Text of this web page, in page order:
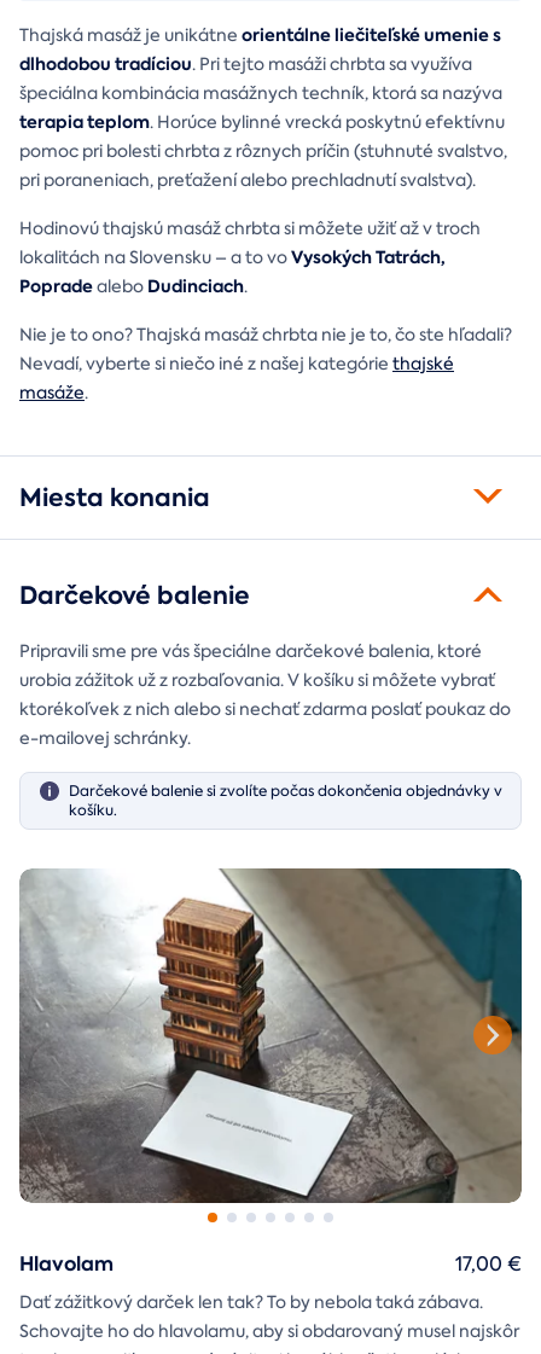
Thajská masáž je unikátne orientálne liečiteľské umenie s
dlhodobou tradíciou. Pri tejto masáži chrbta sa využíva
špeciálna kombinácia masážnych techník, ktorá sa nazýva
terapia teplom. Horúce bylinné vrecká poskytnú efektívnu
pomoc pri bolesti chrbta z rôznych príčin (stuhnuté svalstvo,
pri poraneniach, preťažení alebo prechladnutí svalstva).
Hodinovú thajskú masáž chrbta si môžete užiť až v troch
lokalitách na Slovensku – a to voVysokých Tatrách,
Popradealebo Dudinciach.
Nie je to ono? Thajská masáž chrbta nie je to, čo ste hľadali?
Nevadí, vyberte si niečo iné z našej kategórie thajské
masáže.
Miesta konania
Darčekové balenie
Pripravili sme pre vás špeciálne darčekové balenia, ktoré
urobia zážitok už z rozbaľovania. V košíku si môžete vybrať
ktorékoľvek z nich alebo si nechať zdarma poslať poukaz do
e-mailovej schránky.
Darčekové balenie si zvolíte počas dokončenia objednávky v
košíku.
Hlavolam
Dať zážitkový darček len tak? To by nebola taká zábava.
Schovajte ho do hlavolamu, aby si obdarovaný musel najskôr
17,00 €